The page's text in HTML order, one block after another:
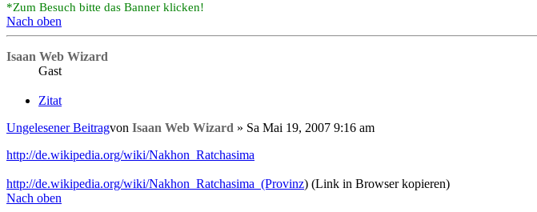
*Zum Besuch bitte das Banner klicken!
Nach oben
Isaan Web Wizard
Gast
Zitat
Ungelesener Beitragvon Isaan Web Wizard » Sa Mai 19, 2007 9:16 am
http://de.wikipedia.org/wiki/Nakhon_Ratchasima
http://de.wikipedia.org/wiki/Nakhon_Ratchasima_(Provinz) (Link in Browser kopieren)
Nach oben